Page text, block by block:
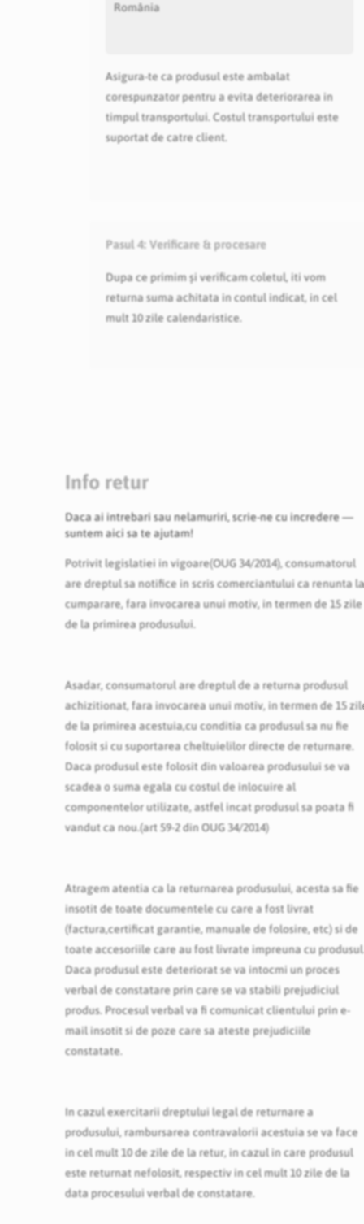
România
Asigura-te ca produsul este ambalat
corespunzator pentru a evita deteriorarea in
timpul transportului. Costul transportului este
suportat de catre client.
Pasul 4: Verificare & procesare
Dupa ce primim și verificam coletul, iti vom
returna suma achitata in contul indicat, in cel
mult 10 zile calendaristice.
Info retur
Daca ai intrebari sau nelamuriri, scrie-ne cu incredere —
suntem aici sa te ajutam!
Potrivit legislatiei in vigoare(OUG 34/2014), consumatorul
are dreptul sa notifice in scris comerciantului ca renunta la
cumparare, fara invocarea unui motiv, in termen de 15 zile
de la primirea produsului.
Asadar, consumatorul are dreptul de a returna produsul
achizitionat, fara invocarea unui motiv, in termen de 15
de la primirea acestuia,cu conditia ca produsul sa nu fie
folosit si cu suportarea cheltuielilor directe de returnare.
Daca produsul este folosit din valoarea produsului se va
scadea o suma egala cu costul de inlocuire al
componentelor utilizate, astfel incat produsul sa poata fi
vandut ca nou.(art 59-2 din OUG 34/2014)
Atragem atentia ca la returnarea produsului, acesta sa fie
insotit de toate documentele cu care a fost livrat
(factura,certificat garantie, manuale de folosire, etc) si de
toate accesoriile care au fost livrate impreuna cu
Daca produsul este deteriorat se va intocmi un proces
verbal de constatare prin care se va stabili prejudiciul
produs. Procesul verbal va fi comunicat clientului prin e-
mail insotit si de poze care sa ateste prejudiciile
constatate.
In cazul exercitarii dreptului legal de returnare a
produsului, rambursarea contravalorii acestuia se va face
in cel mult 10 de zile de la retur, in cazul in care produsul
este returnat nefolosit, respectiv in cel mult 10 zile de la
data procesului verbal de constatare.